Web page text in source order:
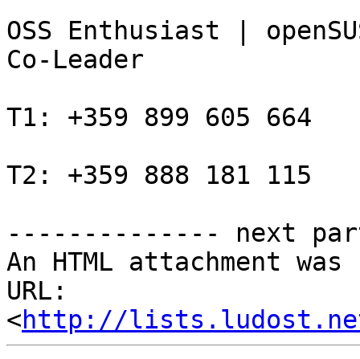
OSS Enthusiast |
Co-Leader
T1: +359 899 605 664
T2: +359 888 181 115
-------------- next
An HTML attachment
URL:
<http://lists.ludost.net/